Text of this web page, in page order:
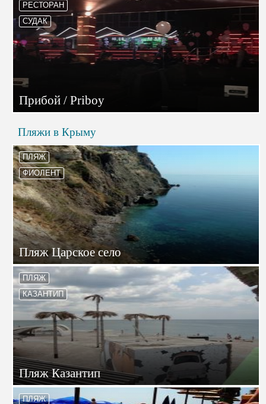
РЕСТОРАН
СУДАК
Прибой / Priboy
Пляжи в Крыму
ПЛЯЖ
ФИОЛЕНТ
Пляж Царское село
ПЛЯЖ
КАЗАНТИП
Пляж Казантип
ПЛЯЖ